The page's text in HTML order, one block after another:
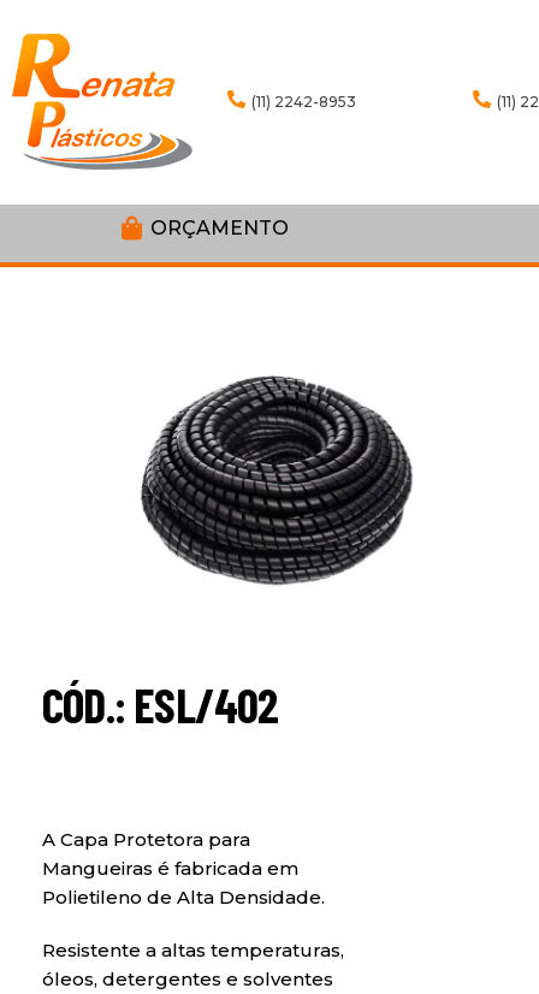
(11) 2242-8953 (11)
ORÇAMENTO
CÓD.: ESL/402
A Capa Protetora para
Mangueiras é fabricada em
Polietileno de Alta Densidade.
Resistente a altas temperaturas,
óleos, detergentes e solventes